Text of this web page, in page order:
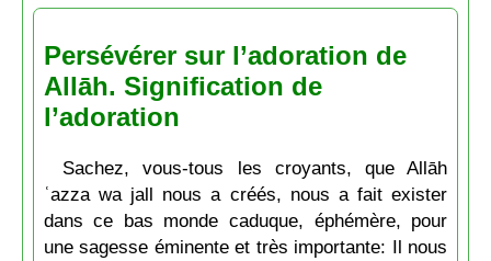
Persévérer sur l’adoration de
Allāh. Signification de
l’adoration
Sachez, vous-tous les croyants, que Allāh
ʿazza wa jall nous a créés, nous a fait exister
dans ce bas monde caduque, éphémère, pour
une sagesse éminente et très importante: Il nous